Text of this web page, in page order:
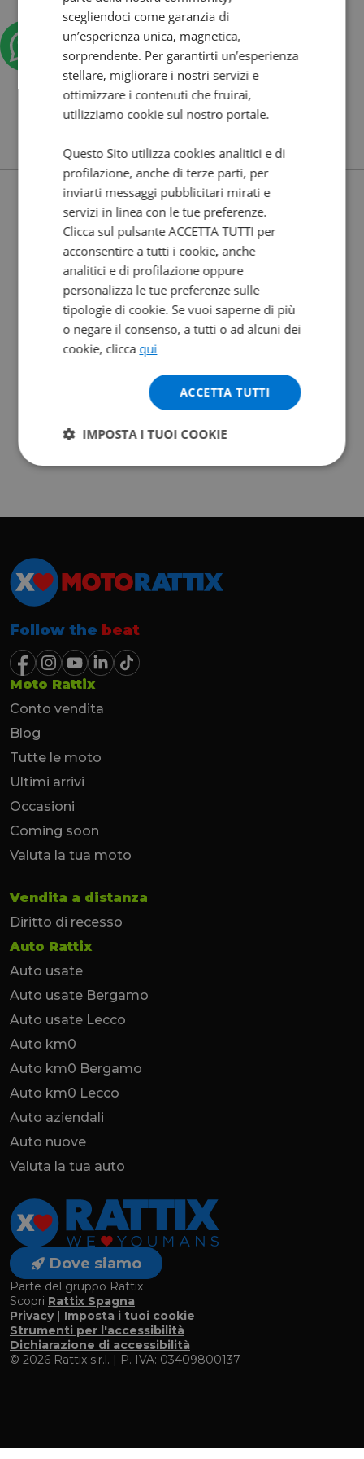
Follow the beat
Moto Rattix
Conto vendita
Blog
Tutte le moto
Ultimi arrivi
Occasioni
Coming soon
Valuta la tua moto
Vendita a distanza
Diritto di recesso
Auto Rattix
Auto usate
Auto usate Bergamo
Auto usate Lecco
Auto km0
Auto km0 Bergamo
Auto km0 Lecco
Auto aziendali
Auto nuove
Valuta la tua auto
Dove siamo
Parte del gruppo Rattix
Scopri Rattix Spagna
Privacy| Imposta i tuoi cookie
Strumenti per l'accessibilità
Dichiarazione di accessibilità
© 2026 Rattix s.r.l. | P. IVA: 03409800137
scegliendoci come garanzia di
un’esperienza unica, magnetica,
sorprendente. Per garantirti un’esperienza
stellare, migliorare i nostri servizi e
ottimizzare i contenuti che fruirai,
utilizziamo cookie sul nostro portale.
Questo Sito utilizza cookies analitici e di
profilazione, anche di terze parti, per
inviarti messaggi pubblicitari mirati e
servizi in linea con le tue preferenze.
Clicca sul pulsante ACCETTA TUTTI per
acconsentire a tutti i cookie, anche
analitici e di profilazione oppure
personalizza le tue preferenze sulle
tipologie di cookie. Se vuoi saperne di più
o negare il consenso, a tutti o ad alcuni dei
cookie, clicca qui
ACCETTA TUTTI
IMPOSTA I TUOI COOKIE